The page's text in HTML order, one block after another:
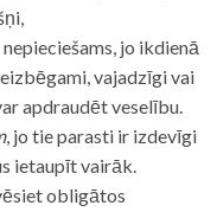
nepieciešams, jo ikdienā
vajadzīgi vai
apdraudēt veselību.
, jo tie parasti ir izdevīgi
ietaupīt vairāk.
obligātos